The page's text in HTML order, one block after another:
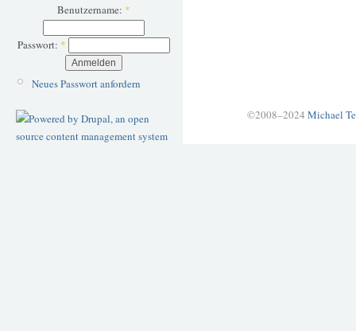
Benutzername: *
Passwort: *
Neues Passwort anfordern
©2008–2024 Michael